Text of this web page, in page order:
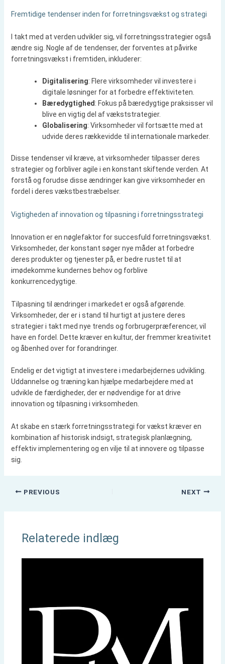
Fremtidige tendenser inden for forretningsvækst og strategi
I takt med at verden udvikler sig, vil forretningsstrategier også
ændre sig. Nogle af de tendenser, der forventes at påvirke
forretningsvækst i fremtiden, inkluderer:
Digitalisering: Flere virksomheder vil investere i
digitale løsninger for at forbedre effektiviteten.
Bæredygtighed : Fokus på bæredygtige praksisser vil
blive en vigtig del af vækststrategier.
Globalisering: Virksomheder vil fortsætte med at
udvide deres rækkevidde til internationale markeder.
Disse tendenser vil kræve, at virksomheder tilpasser deres
strategier og forbliver agile i en konstant skiftende verden. At
forstå og forudse disse ændringer kan give virksomheder en
fordel i deres vækstbestræbelser.
Vigtigheden af innovation og tilpasning i forretningsstrategi
Innovation er en nøglefaktor for succesfuld forretningsvækst.
Virksomheder, der konstant søger nye måder at forbedre
deres produkter og tjenester på, er bedre rustet til at
imødekomme kundernes behov og forblive
konkurrencedygtige.
Tilpasning til ændringer i markedet er også afgørende.
Virksomheder, der er i stand til hurtigt at justere deres
strategier i takt med nye trends og forbrugerpræferencer, vil
have en fordel. Dette kræver en kultur, der fremmer kreativitet
og åbenhed over for forandringer.
Endelig er det vigtigt at investere i medarbejdernes udvikling.
Uddannelse og træning kan hjælpe medarbejdere med at
udvikle de færdigheder, der er nødvendige for at drive
innovation og tilpasning i virksomheden.
At skabe en stærk forretningsstrategi for vækst kræver en
kombination af historisk indsigt, strategisk planlægning,
effektiv implementering og en vilje til at innovere og tilpasse
sig.
PREVIOUS NEXT
Relaterede indlæg